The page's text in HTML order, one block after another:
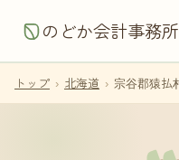
のどか会計事務所
トップ › 北海道 › 宗谷郡猿払